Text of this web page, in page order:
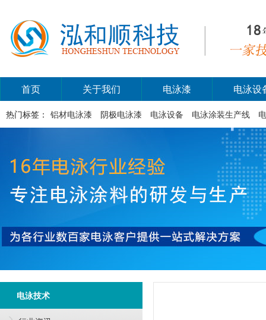
首页 关于我们 电泳漆 电泳设
热门标签： 铝材电泳漆 阴极电泳漆 电泳设备 电泳涂装生产线
电泳技术